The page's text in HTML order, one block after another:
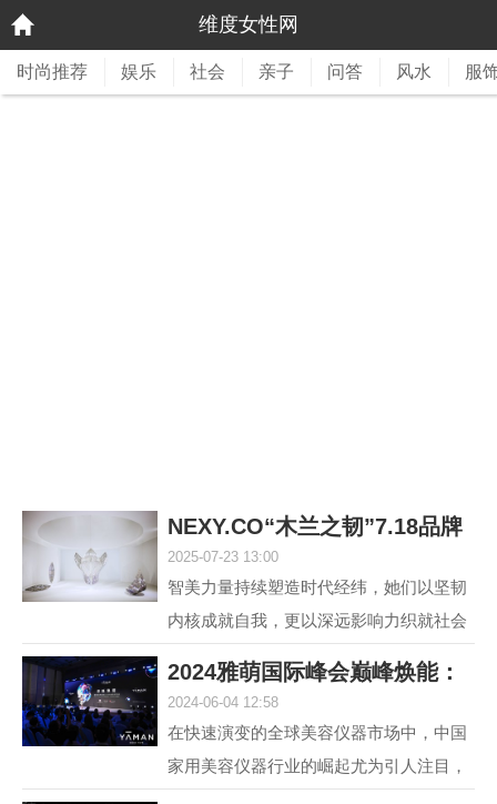
维度女性网
时尚推荐 娱乐 社会 亲子 问答 风水 服
NEXY.CO“木兰之韧”7.18品牌
2025-07-23 13:00
智美力量持续塑造时代经纬，她们以坚韧
内核成就自我，更以深远影响力织就社会
牌NEXY.CO（奈蔻）...
2024雅萌国际峰会巅峰焕能：
2024-06-04 12:58
在快速演变的全球美容仪器市场中，中国
家用美容仪器行业的崛起尤为引人注目，